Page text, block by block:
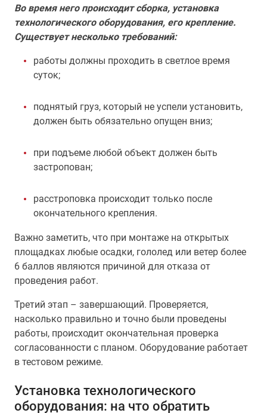
Во время него происходит сборка, установка
технологического оборудования, его крепление.
Существует несколько требований:
работы должны проходить в светлое время
суток;
поднятый груз, который не успели установить,
должен быть обязательно опущен вниз;
при подъеме любой объект должен быть
застропован;
расстроповка происходит только после
окончательного крепления.
Важно заметить, что при монтаже на открытых
площадках любые осадки, гололед или ветер более
6 баллов являются причиной для отказа от
проведения работ.
Третий этап – завершающий. Проверяется,
насколько правильно и точно были проведены
работы, происходит окончательная проверка
согласованности с планом. Оборудование работает
в тестовом режиме.
Установка технологического
оборудования: на что обратить